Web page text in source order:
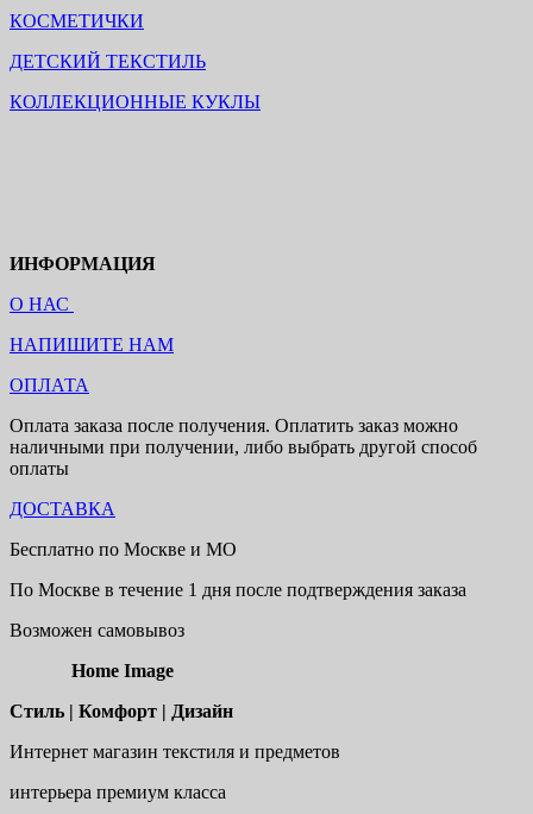
КОСМЕТИЧКИ
ДЕТСКИЙ ТЕКСТИЛЬ
КОЛЛЕКЦИОННЫЕ КУКЛЫ
ИНФОРМАЦИЯ
О НАС
НАПИШИТЕ НАМ
ОПЛАТА
Оплата заказа после получения. Оплатить заказ можно
наличными при получении, либо выбрать другой способ
оплаты
ДОСТАВКА
Бесплатно по Москве и МО
По Москве в течение 1 дня после подтверждения заказа
Возможен самовывоз
Home Image
Стиль | Комфорт | Дизайн
Интернет магазин текстиля и предметов
интерьера премиум класса